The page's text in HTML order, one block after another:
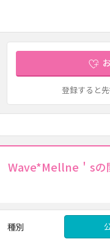
登録すると
Wave*Mellne＇sの
種別